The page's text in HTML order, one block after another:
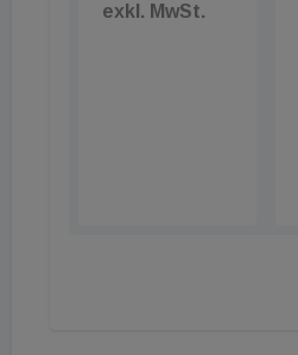
exkl. MwSt.